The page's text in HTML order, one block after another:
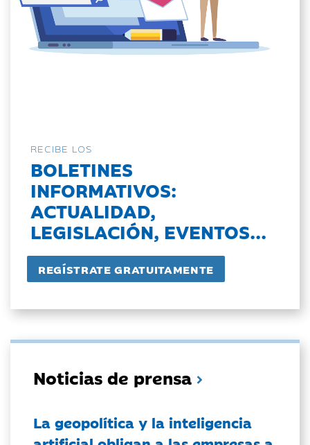
RECIBE LOS
BOLETINES
INFORMATIVOS:
ACTUALIDAD,
LEGISLACIÓN, EVENTOS...
Noticias de prensa
La geopolítica y la inteligencia